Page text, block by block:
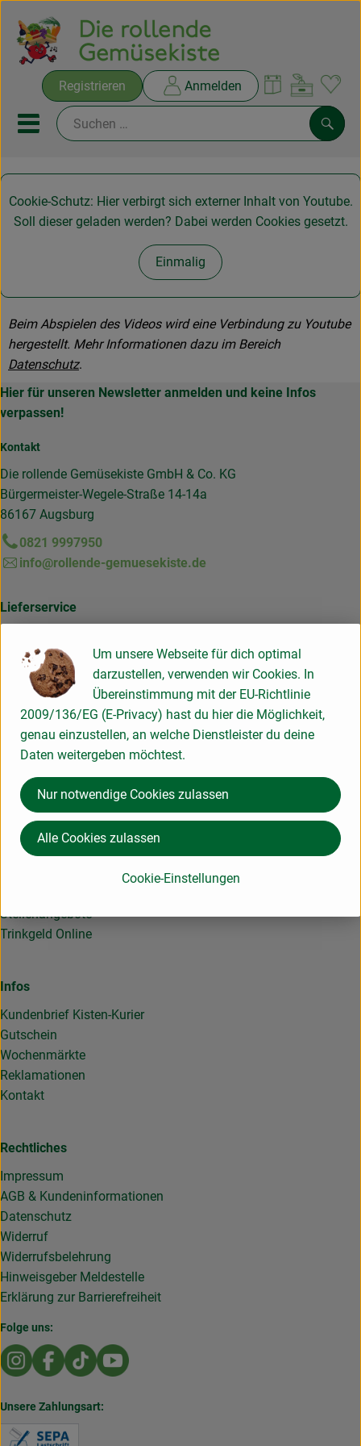
Registrieren Anmelden
Mobiles Menu öffnen oder
Rezepte
Ökokisten
Obst & Gemüse
Frisches
Naturkost
Getränke
Drogerie & Diverses
Über uns
Infos
Geschäftskunden
Cookie-Schutz: Hier verbirgt sich externer Inhalt von Youtube.
Soll dieser geladen werden? Dabei werden Cookies gesetzt.
Einmalig
Beim Abspielen des Videos wird eine Verbindung zu Youtube
hergestellt. Mehr Informationen dazu im Bereich
Datenschutz.
Hier für unseren Newsletter anmelden und keine Infos
verpassen!
Kontakt
Die rollende Gemüsekiste GmbH & Co. KG
Bürgermeister-Wegele-Straße 14-14a
86167 Augsburg
0821 9997950
info@rollende-gemuesekiste.de
Lieferservice
5+1 Schnupperangebot
Liefergebiet
Geschäftskunden
Bürokiste
EU-Schulprogramm
Die rollende Gemüsekiste
Stellenangebote
Trinkgeld Online
Infos
Kundenbrief Kisten-Kurier
Gutschein
Wochenmärkte
Reklamationen
Kontakt
Rechtliches
Impressum
AGB & Kundeninformationen
Datenschutz
Widerruf
Widerrufsbelehrung
Hinweisgeber Meldestelle
Erklärung zur Barrierefreiheit
Folge uns:
Externer Link zu https://www.instagram.com/
Externer Link zu https://www.facebook.com/
Externer Link zu https://www.tiktok.com/
Externer Link zu https://
Unsere Zahlungsart:
Um unsere Webseite für dich optimal
darzustellen, verwenden wir Cookies. In
Übereinstimmung mit der EU-Richtlinie
2009/136/EG (E-Privacy) hast du hier die Möglichkeit,
genau einzustellen, an welche Dienstleister du deine
Daten weitergeben möchtest.
Cookie-Einstellungen
Nur notwendige Cookies zulassen
Alle Cookies zulassen